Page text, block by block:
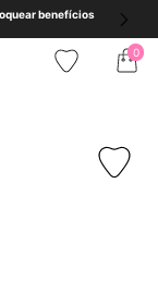
benefícios
0